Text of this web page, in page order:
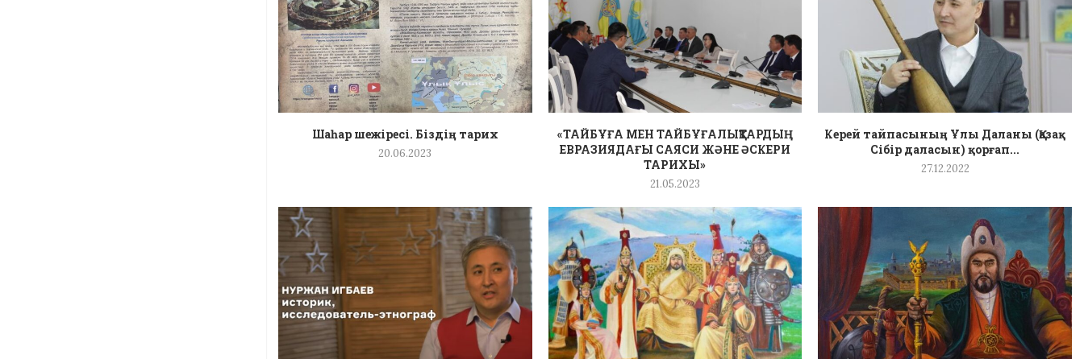
Шаһар шежіресі. Біздің тарих
20.06.2023
«ТАЙБҰҒА МЕН ТАЙБҰҒАЛЫҚТАРДЫҢ
ЕВРАЗИЯДАҒЫ САЯСИ ЖӘНЕ ӘСКЕРИ
ТАРИХЫ»
21.05.2023
Керей тайпасының Ұлы Даланы (Қазақ
Сібір даласын) қорғап...
27.12.2022